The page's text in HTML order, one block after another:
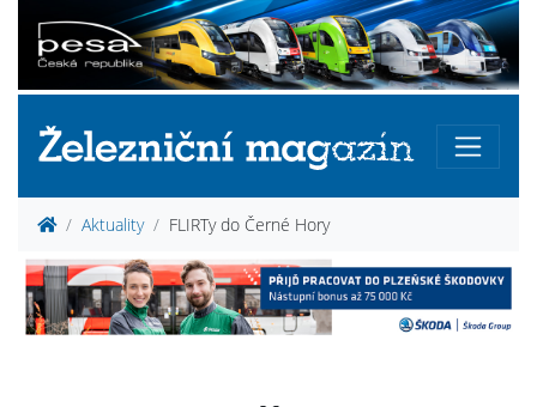
Aktuality FLIRTy do Černé Hory